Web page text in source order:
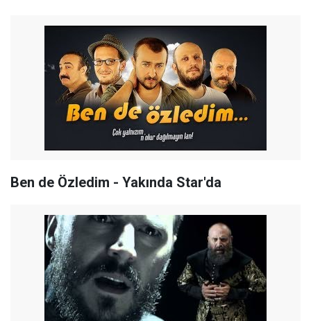
Ben de Özledim - Yakında Star'da